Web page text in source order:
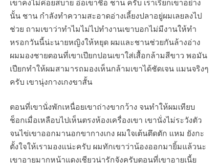
เขาคงไม่ค่อยสบาย อ่อเขาชื่อ ชาน ครับ เราเรียกเขาอย่าง
นั้น ชาน กำลังทำความสะอาดอ่างเลี้ยงปลาอยู่ผมเลยลงไป
ช่วย ถามเขาว่าทำไมไม่ไปทำงานเขาบอกไม่มีงานให้ทำ
หรอกวันนี้น่ะนายหญิงให้หยุด ผมและชานช่วยกันล้างอ่าง
ผมมองชายตอนที่เขาเปียกปอนเขาใส่เสื้อกล้ามสีขาว พอมัน
เปียกทำให้ผมสามารถมองเห็นกล้ามเขาได้ชัดเจน แมนจริงๆ
ครับ เขานุ่งกางเกงขาสั้น
ตอนที่เขานั่งพักเหนื่อยเขาถ่างขากว้าง จนทำให้ผมเทียบ
ช็อกเมื่อเหลือบไปเห็นตรงห้องเครื่องเขา เขานั่งไม่ระวังตัว
จนไข่เขาออกมานอกขากางเกง ผมใจเต้นตึดตัก แหม ยังกะ
ตั้งใจให้เรามองแน่ะครับ ผมทักเขาว่าน้องออกมายิ้มแล้วนะ
เขาอายมากหน้าแดงเชียวน่ารักจังครับตอนที่เขาอายเนี้ย